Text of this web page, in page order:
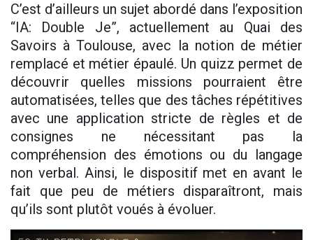
C’est d’ailleurs un sujet abordé dans l’exposition
“IA: Double Je”, actuellement au Quai des
Savoirs à Toulouse, avec la notion de métier
remplacé et métier épaulé. Un quizz permet de
découvrir quelles missions pourraient être
automatisées, telles que des tâches répétitives
avec une application stricte de règles et de
consignes ne nécessitant pas la
compréhension des émotions ou du langage
non verbal. Ainsi, le dispositif met en avant le
fait que peu de métiers disparaîtront, mais
qu’ils sont plutôt voués à évoluer.